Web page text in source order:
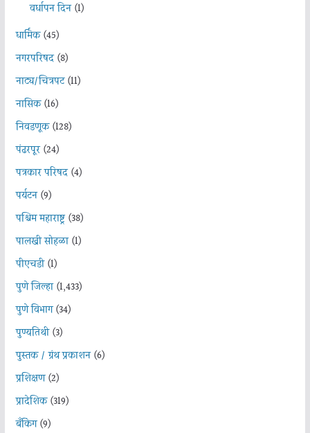
वर्धापन दिन(1)
धार्मिक(45)
नगरपरिषद(8)
नाट्य/चित्रपट(11)
नासिक(16)
निवडणूक(128)
पंढरपूर(24)
पत्रकार परिषद(4)
पर्यटन(9)
पश्चिम महाराष्ट्र(38)
पालखी सोहळा(1)
पीएचडी(1)
पुणे जिल्हा(1,433)
पुणे विभाग(34)
पुण्यतिथी(3)
पुस्तक / ग्रंथ प्रकाशन(6)
प्रशिक्षण(2)
प्रादेशिक(319)
बँकिंग(9)